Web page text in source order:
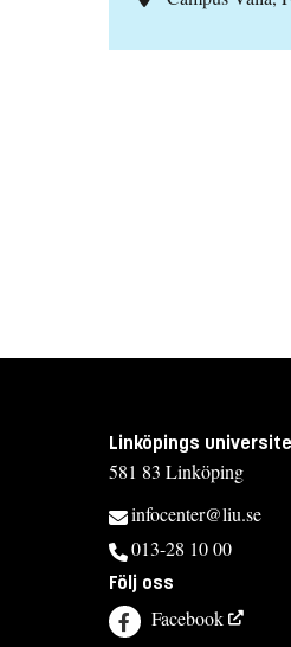
Linköpings
581 83 Linköping
infocenter@liu.se
013-28 10 00
Följ oss
Facebook